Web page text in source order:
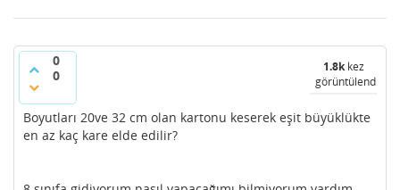
0
0
1.8kkez
görüntülendi
Boyutları 20ve 32 cm olan kartonu keserek eşit büyüklükte
en az kaç kare elde edilir?